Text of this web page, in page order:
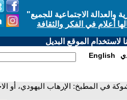
الاجتماعية للجميع"
أعلام في الفكر والثقافة
لاستخدام الموقع البديل
English
في المطبخ: الإرهاب اليهودي، أو